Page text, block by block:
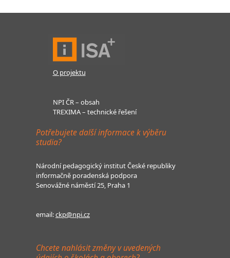
O projektu
NPI ČR – obsah
TREXIMA – technické řešení
Potřebujete další informace k výběru
studia?
Národní pedagogický institut České republiky
informačně poradenská podpora
Senovážné náměstí 25, Praha 1
email:ckp@npi.cz
Chcete nahlásit změny v uvedených